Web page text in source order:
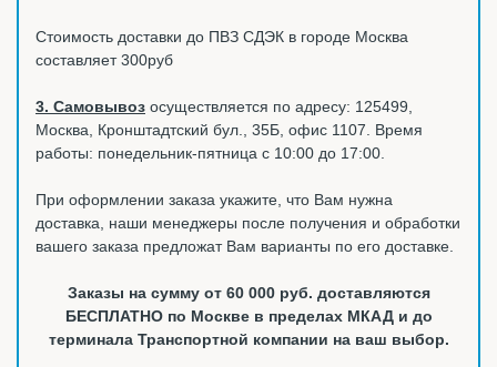
Стоимость доставки до ПВЗ СДЭК в городе Москва
составляет 300руб
3. Самовывоз осуществляется по адресу: 125499,
Москва, Кронштадтский бул., 35Б, офис 1107. Время
работы: понедельник-пятница с 10:00 до 17:00.
При оформлении заказа укажите, что Вам нужна
доставка, наши менеджеры после получения и обработки
вашего заказа предложат Вам варианты по его доставке.
Заказы на сумму от 60 000 руб. доставляются
БЕСПЛАТНО по Москве в пределах МКАД и до
терминала Транспортной компании на ваш выбор.